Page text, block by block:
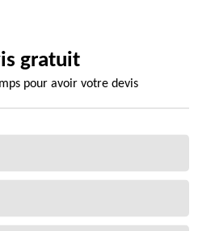
gratuit
pour avoir votre devis